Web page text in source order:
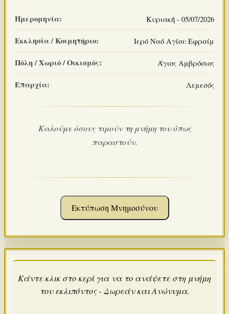
Ημερομηνία: Κυριακή - 05/07/2026
Εκκλησία / Κοιμητήριο: Ιερό Ναό Αγίου Εφραίμ
Πόλη / Χωριό / Οικισμός: Άγιος Αμβρόσιος
Επαρχία: Λεμεσός
Καλούμε όσους τιμούν τη μνήμη του όπως
παραστούν.
Εκτύπωση Μνημοσύνου
Κάντε κλικ στο κερί για να το ανάψετε στη μνήμη
του εκλιπόντος - Δωρεάν και Ανώνυμα.